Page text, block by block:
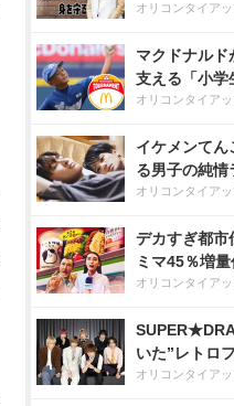
オリコンタイア
マクドナルド
支える「小学
オリコンタイア
イケメンてん
る男子の純情
オリコンタイア
デカすぎ都市
ミマ45％増
オリコンタイア
いた”レトロ
オリコンタイア